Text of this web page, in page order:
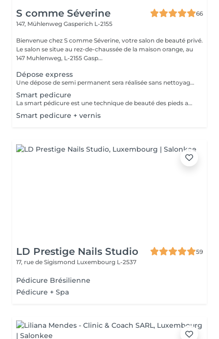
S comme Séverine
66
147, Mühlenweg Gasperich L-2155
Bienvenue chez S comme Séverine, votre salon de beauté privé.
Le salon se situe au rez-de-chaussée de la maison orange, au
147 Muhlenweg, L-2155 Gasp...
Dépose express
Une dépose de semi permanent sera réalisée sans nettoyage des cuticules ni pose de soin ou vernis de soin. Un supplément de 10euros sera effectué si la pose de semi permanent a été effectué dans un autre salon que S comme Séverine
Smart pedicure
La smart pédicure est une technique de beauté des pieds améliorée qui se distingue par son approche innovante du soin des callosités. Le résultat? Des ongles nets, des pieds doux, lisses et mieux protégés contre les futures callosités.
Smart pedicure + vernis
LD Prestige Nails Studio
59
17, rue de Sigismond Luxembourg L-2537
Pédicure Brésilienne
Pédicure + Spa